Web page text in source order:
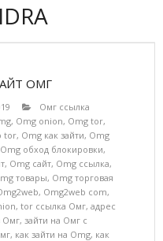
ОМГ
Омг ссылка
, Omg onion, Omg tor,
tor, Omg как зайти, Omg
Omg обход блокировки,
, Omg сайт, Omg ссылка,
товары, Omg торговая
, Omg2web com,
, tor ссылка Омг, адрес
Омг, зайти на Омг с
, как зайти на Omg, как